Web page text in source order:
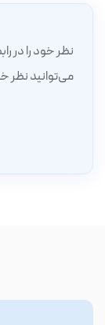
نظر خود را در
می‌توانید نظر